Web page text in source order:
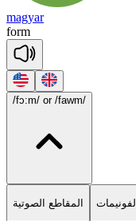
magyar
form
/fɔ:m/ or /fawm/
المقاطع الصوتية الفونيمات